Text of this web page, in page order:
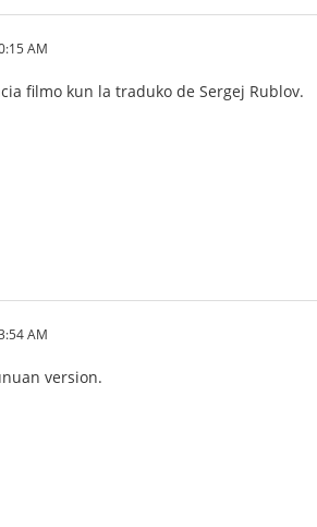
AM
filmo kun la traduko de Sergej Rublov.
AM
version.